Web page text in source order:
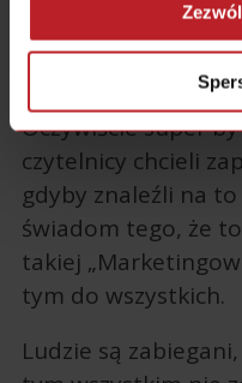
Szczerze? To nie ma
Oczywiście super
czytelnicy chcieli
gdyby znaleźli na
świadom tego, że
takiej
tym do wszystkich.
Ludzie są